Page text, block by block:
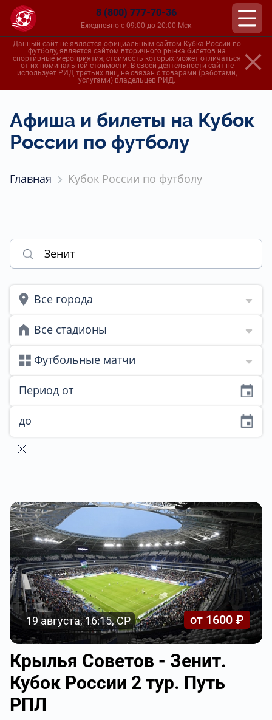
8 (800) 777-70-36
Ежедневно с 09:00 до 20:00 Мск
Данный сайт не является официальным сайтом Кубка России по
футболу, является сайтом вторичного рынка билетов на
спортивные мероприятия, стоимость которых может отличаться
от их номинальной стоимости. В своей деятельности сайт не
использует РИД третьих лиц, не связан с товарами (работами,
услугами) владельцев РИД.
Афиша и билеты на Кубок
России по футболу
Главная Кубок России по футболу
Все города
Все стадионы
Футбольные матчи
Период от
до
19 августа, 16:15, СР от 1600 ₽
Крылья Советов - Зенит.
Кубок России 2 тур. Путь
РПЛ